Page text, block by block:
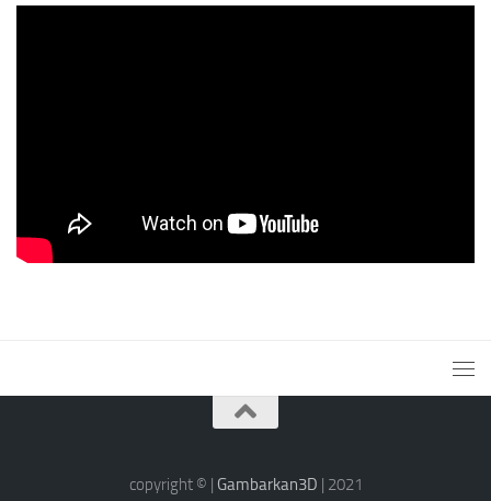
copyright © | Gambarkan3D | 2021